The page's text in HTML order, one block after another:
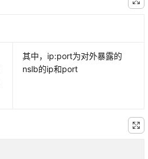
其中，ip:port为对外暴露的
nslb的ip和port